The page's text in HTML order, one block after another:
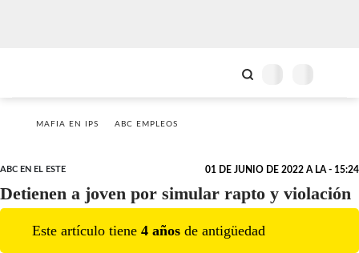
MAFIA EN IPS ABC EMPLEOS
ABC EN EL ESTE 01 DE JUNIO DE 2022 A LA - 15:24
Detienen a joven por simular rapto y violación
Este artículo tiene 4 años de antigüedad